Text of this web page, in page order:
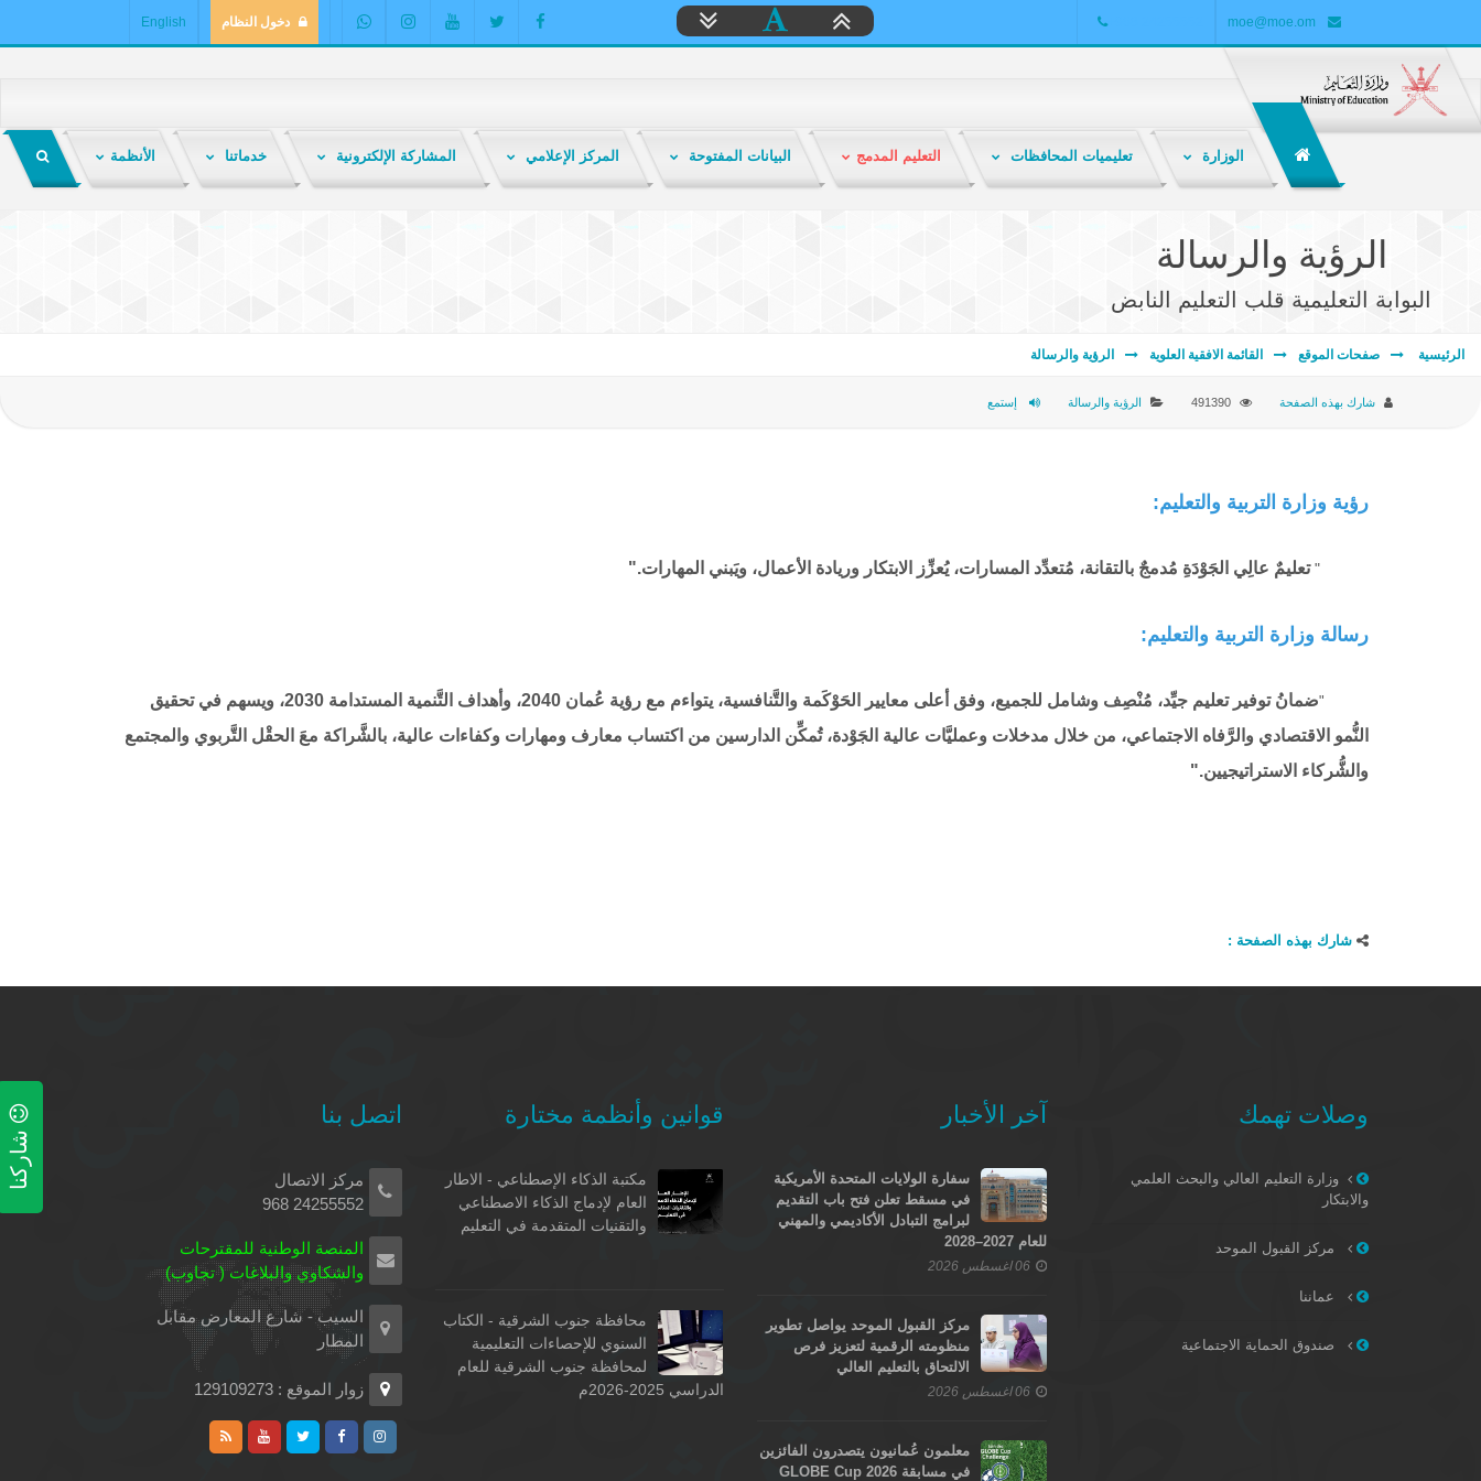
moe@moe.om
+968 24255552 دخول النظام English
الوزارة تعليميات المحافظات التعليم المدمج البيانات المفتوحة المركز الإعلامي المشاركة الإلكترونية خدماتنا الأنظمة
الرؤية والرسالة
البوابة التعليمية قلب التعليم النابض
الرئيسية صفحات الموقع القائمة الافقية العلوية الرؤية والرسالة
شارك بهذه الصفحة 491390 الرؤية والرسالة إستمع
رؤية وزارة التربية والتعليم:
"تعليمٌ عالِي الجَوْدَةِ مُدمجٌ بالتقانة، مُتعدِّد المسارات، يُعزِّز الابتكار وريادة الأعمال، ويَبني المهارات."
رسالة وزارة التربية والتعليم:
"
ضمانُ توفير تعليم جيِّد، مُنْصِف وشامل للجميع، وفق أعلى معايير الحَوْكَمة والتَّنافسية، يتواءم مع رؤية عُمان 2040، وأهداف التَّنمية المستدامة 2030، ويسهم في تحقيق
النُّمو الاقتصادي والرَّفاه الاجتماعي، من خلال مدخلات وعمليَّات عالية الجَوْدة، تُمكِّن الدارسين من اكتساب معارف ومهارات وكفاءات عالية، بالشَّراكة معَ الحقْل التَّربوي والمجتمع
والشُّركاء الاستراتيجيين."
شارك بهذه الصفحة :
وصلات تهمك
وزارة التعليم العالي والبحث العلمي
والابتكار
مركز القبول الموحد
عماننا
صندوق الحماية الاجتماعية
آخر الأخبار
سفارة الولايات المتحدة الأمريكية
في مسقط تعلن فتح باب التقديم
لبرامج التبادل الأكاديمي والمهني
للعام 2027–2028
06 اغسطس 2026
مركز القبول الموحد يواصل تطوير
منظومته الرقمية لتعزيز فرص
الالتحاق بالتعليم العالي
06 اغسطس 2026
معلمون عُمانيون يتصدرون الفائزين
في مسابقة GLOBE Cup 2026
قوانين وأنظمة مختارة
مكتبة الذكاء الإصطناعي - الاطار
العام لإدماج الذكاء الاصطناعي
والتقنيات المتقدمة في التعليم
محافظة جنوب الشرقية - الكتاب
السنوي للإحصاءات التعليمية
لمحافظة جنوب الشرقية للعام
الدراسي 2025-2026م
اتصل بنا
مركز الاتصال
24255552 968
المنصة الوطنية للمقترحات
والشكاوي والبلاغات ( تجاوب)
السيب - شارع المعارض مقابل
المطار
زوار الموقع : 129109273
شاركنا